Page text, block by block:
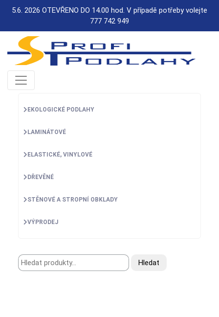
5.6. 2026 OTEVŘENO DO 14.00 hod. V případě potřeby volejte
777 742 949
EKOLOGICKÉ PODLAHY
LAMINÁTOVÉ
ELASTICKÉ, VINYLOVÉ
DŘEVĚNÉ
STĚNOVÉ A STROPNÍ OBKLADY
VÝPRODEJ
Hledat: Hledat